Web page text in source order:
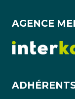
AGENCE